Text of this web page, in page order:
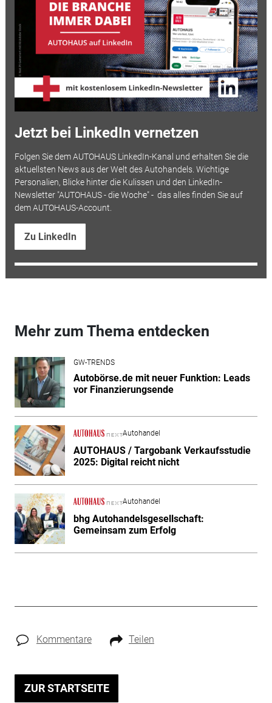
Jetzt bei LinkedIn vernetzen
Folgen Sie dem AUTOHAUS LinkedIn-Kanal und erhalten Sie die
aktuellsten News aus der Welt des Autohandels. Wichtige
Personalien, Blicke hinter die Kulissen und den LinkedIn-
Newsletter "AUTOHAUS - die Woche" - das alles finden Sie auf
dem AUTOHAUS-Account.
Zu LinkedIn
Mehr zum Thema entdecken
GW-TRENDS
Autobörse.de mit neuer Funktion: Leads
vor Finanzierungsende
Autohandel
AUTOHAUS / Targobank Verkaufsstudie
2025: Digital reicht nicht
Autohandel
bhg Autohandelsgesellschaft:
Gemeinsam zum Erfolg
Kommentare Teilen
ZUR STARTSEITE